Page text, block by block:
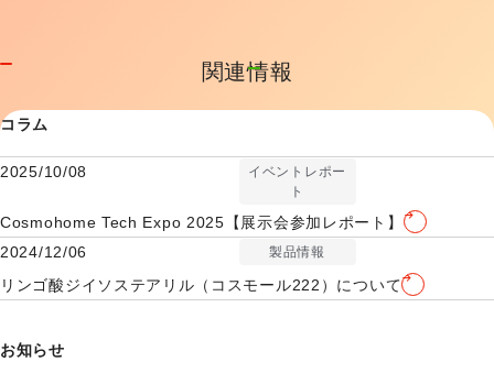
関連情報
コラム
2025/10/08
イベントレポー
ト
Cosmohome Tech Expo 2025【展示会参加レポート】
2024/12/06
製品情報
リンゴ酸ジイソステアリル（コスモール222）について
お知らせ